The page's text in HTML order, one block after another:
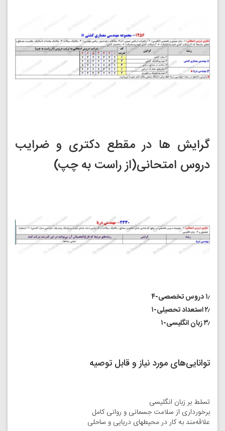
گرایش ها در مقطع دکتری و ضرایب
دروس امتحانی(از راست به چپ)
۱٫ دروس تخصصی-۴
۲٫ استعداد تحصیلی-۱
۳٫ زبان انگلیسی-۱
توانایی‌های مورد نیاز و قابل توصیه
تسلط بر زبان انگلیسی
برخورداری از سلامت جسمانی و روانی کامل
علاقه‌مند به کار در محیطهای دریایی و ساحلی